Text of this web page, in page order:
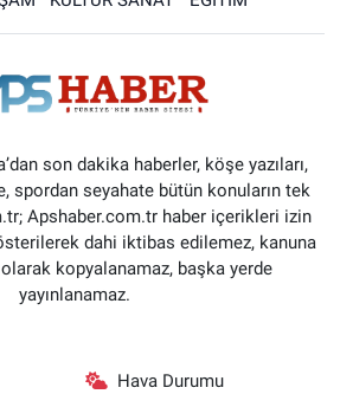
son dakika haberler, köşe yazıları,
spordan seyahate bütün konuların tek
Apshaber.com.tr haber içerikleri izin
dahi iktibas edilemez, kanuna
olarak kopyalanamaz, başka yerde
yayınlanamaz.
Hava Durumu